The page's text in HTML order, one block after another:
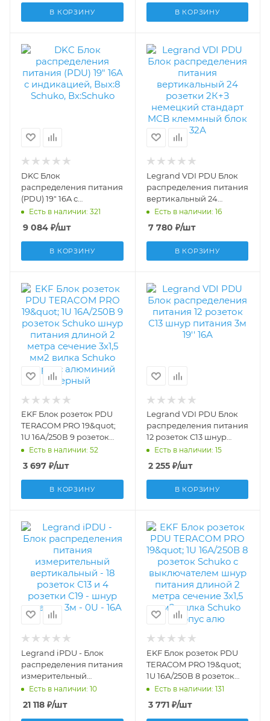
вилка Schuko корпус
пла TRP-HPD-LSP-16A-
В КОРЗИНУ
646821
В КОРЗИНУ
DKC Блок
распределения питания
(PDU) 19" 16A с
индикацией, Вых:8
Schuko, Вх:Schuko
R519SH8CD
Есть в наличии: 321
9 084 ₽/шт
В КОРЗИНУ
Legrand VDI PDU Блок
распределения питания
вертикальный 24
розетки 2К+З немецкий
стандарт MCB клеммный
блок 32А 646852
Есть в наличии: 16
7 780 ₽/шт
В КОРЗИНУ
EKF Блок розеток PDU
TERACOM PRO 19&quot;
1U 16А/250В 9 розеток
Schuko шнур питания
длиной 2 метра сечение
3x1,5 мм2 вилка Schuko
корпус алюминий
черный TRP-HPD-16A-
Есть в наличии: 52
3 697 ₽/шт
В КОРЗИНУ
Legrand VDI PDU Блок
распределения питания
12 розеток С13 шнур
питания 3м 19'' 16А
Есть в наличии: 15
2 255₽/шт
В КОРЗИНУ
Legrand iPDU - Блок
распределения питания
измерительный
вертикальный - 18
розеток С13 и 4 розетки
С19 - шнур питания 3м -
Есть в наличии: 10
21 118 ₽/шт
EKF Блок розеток PDU
TERACOM PRO 19&quot;
1U 16А/250В 8 розеток
Schuko с выключателем
шнур питания длиной 2
метра сечение 3x1,5 мм2
Есть в наличии: 131
3 771₽/шт